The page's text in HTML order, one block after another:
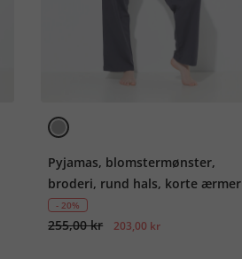
Pyjamas, blomstermønster,
broderi, rund hals, korte ærmer
- 20%
255,00 kr 203,00 kr